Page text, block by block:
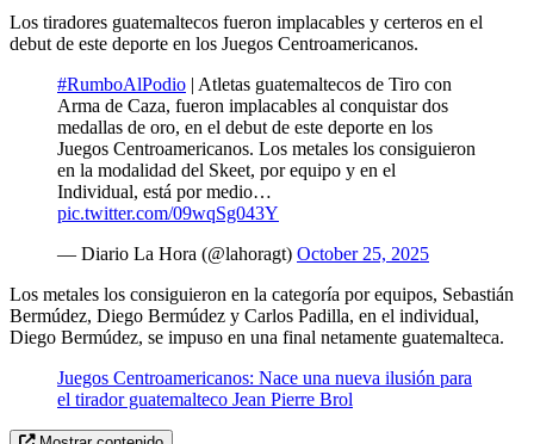
Los tiradores guatemaltecos fueron implacables y certeros en el
debut de este deporte en los Juegos Centroamericanos.
#RumboAlPodio | Atletas guatemaltecos de Tiro con
Arma de Caza, fueron implacables al conquistar dos
medallas de oro, en el debut de este deporte en los
Juegos Centroamericanos. Los metales los consiguieron
en la modalidad del Skeet, por equipo y en el
Individual, está por medio…
pic.twitter.com/09wqSg043Y
— Diario La Hora (@lahoragt) October 25, 2025
Los metales los consiguieron en la categoría por equipos, Sebastián
Bermúdez, Diego Bermúdez y Carlos Padilla, en el individual,
Diego Bermúdez, se impuso en una final netamente guatemalteca.
Juegos Centroamericanos: Nace una nueva ilusión para
el tirador guatemalteco Jean Pierre Brol